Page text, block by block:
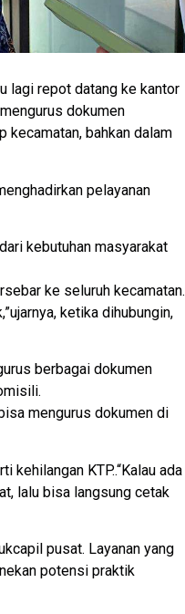
lagi repot datang ke kantor
dokumen
kecamatan, bahkan dalam
pelayanan
kebutuhan masyarakat
ke seluruh kecamatan.
ketika dihubungin,
berbagai dokumen
mengurus dokumen di
kehilangan KTP..“Kalau ada
lalu bisa langsung cetak
pusat. Layanan yang
potensi praktik